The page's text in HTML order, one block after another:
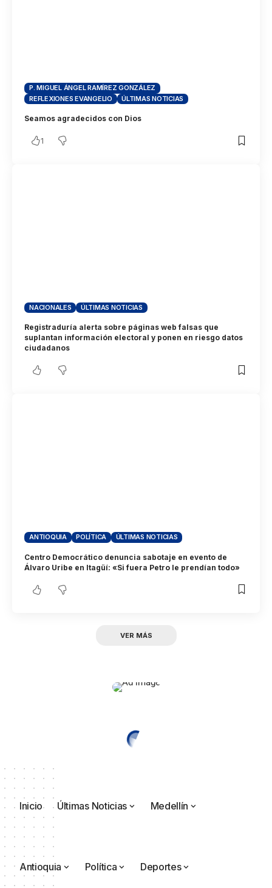
P. MIGUEL ÁNGEL RAMÍREZ GONZÁLEZ
REFLEXIONES EVANGELIO
ÚLTIMAS NOTICIAS
Seamos agradecidos con Dios
1
NACIONALES ÚLTIMAS NOTICIAS
Registraduría alerta sobre páginas web falsas que
suplantan información electoral y ponen en riesgo datos
ciudadanos
ANTIOQUIA POLÍTICA ÚLTIMAS NOTICIAS
Centro Democrático denuncia sabotaje en evento de
Álvaro Uribe en Itagüí: «Si fuera Petro le prendían todo»
VER MÁS
Inicio Últimas Noticias Medellín
Antioquia Política Deportes